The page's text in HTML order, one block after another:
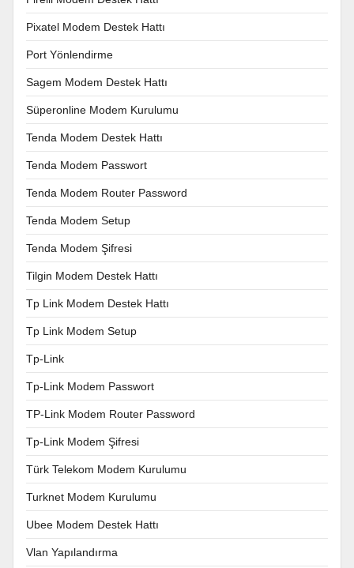
Pixatel Modem Destek Hattı
Port Yönlendirme
Sagem Modem Destek Hattı
Süperonline Modem Kurulumu
Tenda Modem Destek Hattı
Tenda Modem Passwort
Tenda Modem Router Password
Tenda Modem Setup
Tenda Modem Şifresi
Tilgin Modem Destek Hattı
Tp Link Modem Destek Hattı
Tp Link Modem Setup
Tp-Link
Tp-Link Modem Passwort
TP-Link Modem Router Password
Tp-Link Modem Şifresi
Türk Telekom Modem Kurulumu
Turknet Modem Kurulumu
Ubee Modem Destek Hattı
Vlan Yapılandırma